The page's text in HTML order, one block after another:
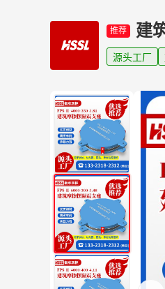
推荐 建
源头工厂